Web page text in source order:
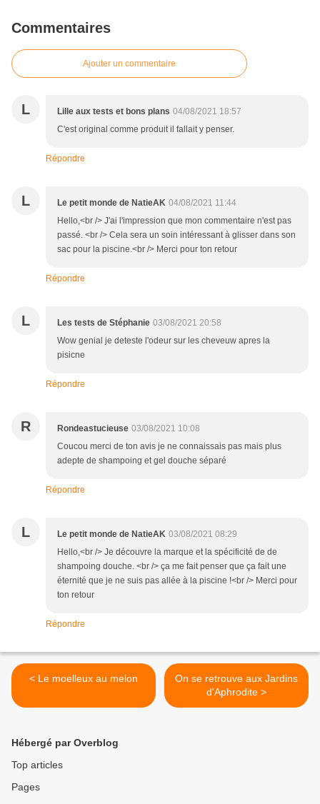
Commentaires
Ajouter un commentaire
L Lille aux tests et bons plans 04/08/2021 18:57
C'est original comme produit il fallait y penser.
Répondre
L Le petit monde de NatieAK 04/08/2021 11:44
Hello,<br /> J'ai l'impression que mon commentaire n'est pas
passé. <br /> Cela sera un soin intéressant à glisser dans son
sac pour la piscine.<br /> Merci pour ton retour
Répondre
L Les tests de Stéphanie 03/08/2021 20:58
Wow genial je deteste l'odeur sur les cheveuw apres la
pisicne
Répondre
R Rondeastucieuse 03/08/2021 10:08
Coucou merci de ton avis je ne connaissais pas mais plus
adepte de shampoing et gel douche séparé
Répondre
L Le petit monde de NatieAK 03/08/2021 08:29
Hello,<br /> Je découvre la marque et la spécificité de de
shampoing douche. <br /> ça me fait penser que ça fait une
éternité que je ne suis pas allée à la piscine !<br /> Merci pour
ton retour
Répondre
< Le moelleux au melon
On se retrouve aux Jardins
d'Aphrodite >
Hébergé par Overblog
Top articles
Pages